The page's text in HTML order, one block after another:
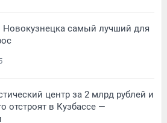
Новокузнецка самый лучший для
центр за 2 млрд рублей и
отстроят в Кузбассе —